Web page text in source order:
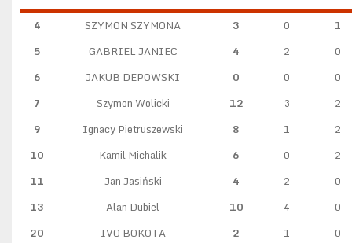
4 SZYMON SZYMONA 3 0
1
5
GABRIEL JANIEC 4 2
0
6
JAKUB DEPOWSKI 0 0
0
7
Szymon Wolicki 12 3
2
9
Ignacy Pietruszewski 8 1
2
10
Kamil Michalik 6 0
2
11
Jan Jasiński 4 2
0
13
Alan Dubiel 10 4
0
20
IVO BOKOTA 2 1
0